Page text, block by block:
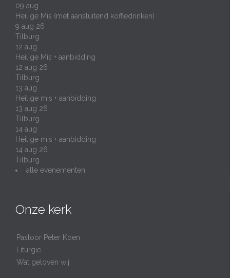
09 aug
Heilige Mis (met aansluitend koffiedrinken)
9 aug 26
Tilburg
12 aug
Heilige Mis + aanbidding
12 aug 26
Tilburg
13 aug
Heilige mis + aanbidding
13 aug 26
Tilburg
14 aug
Heilige mis + aanbidding
14 aug 26
Tilburg
alle evenementen
Onze kerk
Pastoor Peter Koen
Liturgie
Wat geloven wij